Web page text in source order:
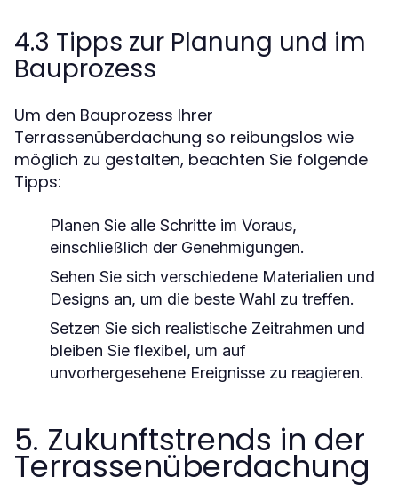
4.3 Tipps zur Planung und im
Bauprozess
Um den Bauprozess Ihrer
Terrassenüberdachung so reibungslos wie
möglich zu gestalten, beachten Sie folgende
Tipps:
Planen Sie alle Schritte im Voraus,
einschließlich der Genehmigungen.
Sehen Sie sich verschiedene Materialien und
Designs an, um die beste Wahl zu treffen.
Setzen Sie sich realistische Zeitrahmen und
bleiben Sie flexibel, um auf
unvorhergesehene Ereignisse zu reagieren.
5. Zukunftstrends in der
Terrassenüberdachung